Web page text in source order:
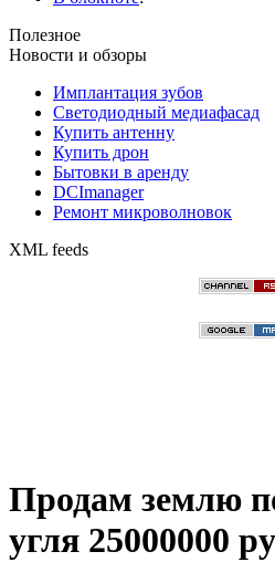
Полезное
Новости и обзоры
Имплантация зубов
Светодиодный медиафасад
Купить антенну
Купить дрон
Бытовки в аренду
DCImanager
Ремонт микроволновок
XML feeds
Продам землю
угля 25000000